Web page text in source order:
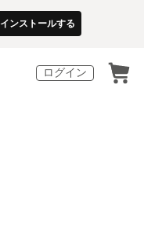
インストールする
ログイン